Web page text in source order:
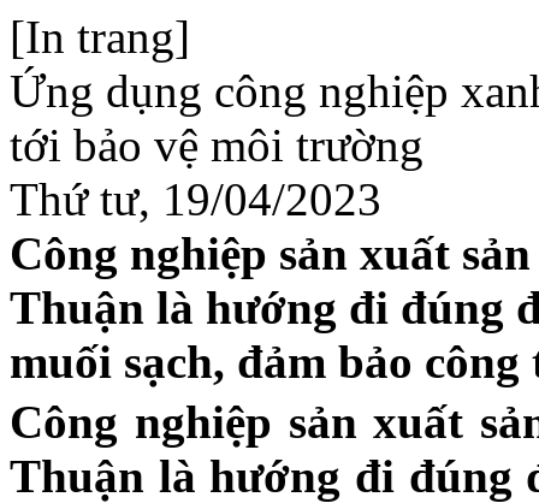
[In trang]
Ứng dụng công nghiệp
tới bảo vệ môi trường
Thứ tư, 19/04/2023
Công nghiệp sản xuất
Thuận là hướng đi đúng
muối sạch, đảm bảo
Công nghiệp sản xuất
Thuận là hướng đi đúng